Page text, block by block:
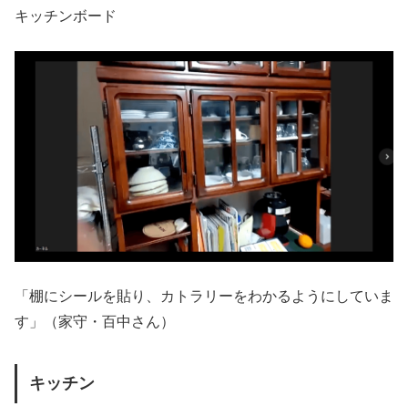
キッチンボード
「棚にシールを貼り、カトラリーをわかるようにしていま
す」（家守・百中さん）
キッチン